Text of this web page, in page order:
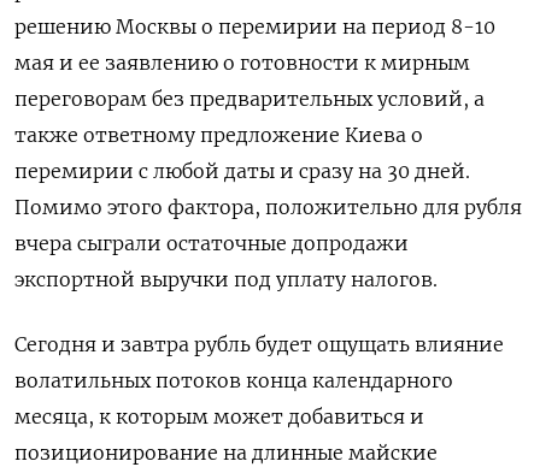
решению Москвы о перемирии на период 8-10
мая и ее заявлению о готовности к мирным
переговорам без предварительных условий, а
также ответному предложение Киева о
перемирии с любой даты и сразу на 30 дней.
Помимо этого фактора, положительно для рубля
вчера сыграли остаточные допродажи
экспортной выручки под уплату налогов.
Сегодня и завтра рубль будет ощущать влияние
волатильных потоков конца календарного
месяца, к которым может добавиться и
позиционирование на длинные майские